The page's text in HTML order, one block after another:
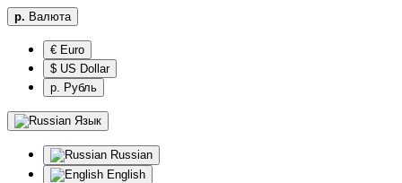
р. Валюта
€ Euro
$ US Dollar
р. Рубль
Язык
Russian
English